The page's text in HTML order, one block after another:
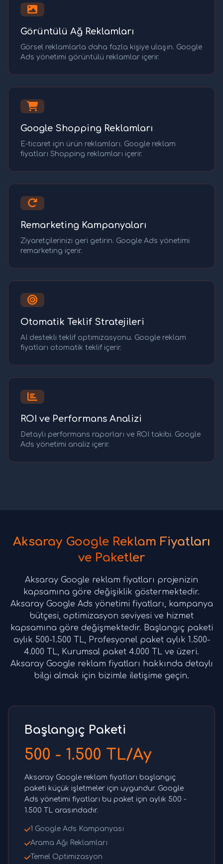
Görüntülü Ağ Reklamları
Görsel reklamlarla daha fazla kişiye ulaşın. Google
Ads yönetimi görüntülü reklamlar içerir.
Google Shopping Reklamları
E-ticaret için ürün reklamları. Google reklam
fiyatları Shopping reklamları içerir.
Remarketing Kampanyaları
Ziyaretçilerinizi geri getirin. Google Ads yönetimi
remarketing içerir.
Otomatik Teklif Stratejileri
AI destekli teklif optimizasyonu. Google reklam
fiyatları otomatik teklif içerir.
ROI ve Performans Analizi
Detaylı performans raporları ve ROI takibi. Google
Ads yönetimi analiz içerir.
Aksaray Google Reklam Fiyatları
ve Paketler
Aksaray Google reklam fiyatları projenizin
kapsamına göre değişiklik göstermektedir.
Aksaray Google Ads yönetimi fiyatları, kampanya
bütçesi, optimizasyon seviyesi ve hizmet
kapsamına göre değişmektedir. Başlangıç paketi
aylık 500-1.500 TL, Profesyonel paket aylık 1.500-
4.000 TL, Kurumsal paket 4.000 TL ve üzeri.
Aksaray Google reklam fiyatları hakkında detaylı
bilgi almak için bizimle iletişime geçin.
Başlangıç Paketi
500 - 1.500 TL/Ay
Aksaray Google reklam fiyatları başlangıç
paketi küçük işletmeler için uygundur. Google
Ads yönetimi fiyatları bu paket için aylık 500 -
1.500 TL arasındadır.
1 Google Ads Kampanyası
Arama Ağı Reklamları
Temel Optimizasyon